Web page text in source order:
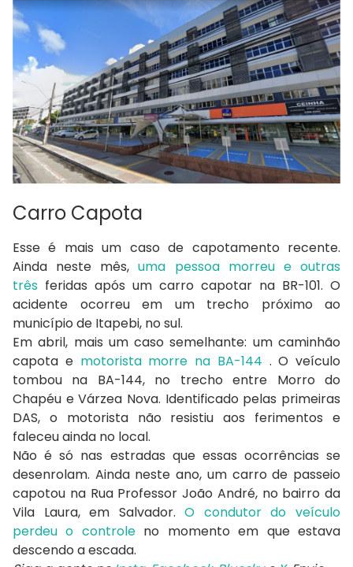
Carro Capota
Esse é mais um caso de capotamento recente.
Ainda neste mês,uma pessoa morreu e outras
três feridas após um carro capotar na BR-101. O
acidente ocorreu em um trecho próximo ao
município de Itapebi, no sul.
Em abril, mais um caso semelhante: um caminhão
capota e motorista morre na BA-144 . O veículo
tombou na BA-144, no trecho entre Morro do
Chapéu e Várzea Nova. Identificado pelas primeiras
DAS, o motorista não resistiu aos ferimentos e
faleceu ainda no local.
Não é só nas estradas que essas ocorrências se
desenrolam. Ainda neste ano, um carro de passeio
capotou na Rua Professor João André, no bairro da
Vila Laura, em Salvador.O condutor do veículo
perdeu o controleno momento em que estava
descendo a escada.